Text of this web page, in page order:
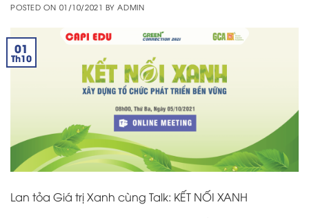
POSTED ON 01/10/2021 BY ADMIN
01
Th10
Lan tỏa Giá trị Xanh cùng Talk: KẾT NỐI XANH